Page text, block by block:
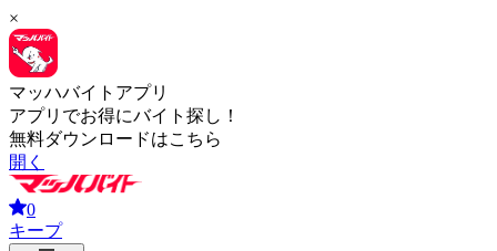
×
マッハバイトアプリ
アプリでお得にバイト探し！
無料ダウンロードはこちら
開く
0
キープ